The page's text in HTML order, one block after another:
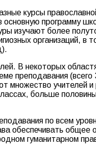
курсы
основную программу
изучают более
организаций, в
В некоторых
преподавания
множество
больше
по всем
обеспечивать
гуманитарном